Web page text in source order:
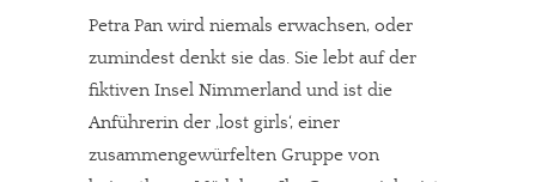
Petra Pan wird niemals erwachsen, oder
zumindest denkt sie das. Sie lebt auf der
fiktiven Insel Nimmerland und ist die
Anführerin der ‚lost girls‘, einer
zusammengewürfelten Gruppe von